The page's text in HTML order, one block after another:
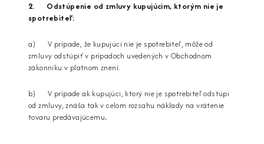
2. Odstúpenie od zmluvy kupujúcim, ktorým nie je
spotrebiteľ:
a) V prípade, že kupujúci nie je spotrebiteľ, môže od
zmluvy odstúpiť v prípadoch uvedených v Obchodnom
zákonníku v platnom znení.
b) V prípade ak kupujúci, ktorý nie je spotrebiteľ odstúpi
od zmluvy, znáša tak v celom rozsahu náklady na vrátenie
tovaru predávajúcemu.